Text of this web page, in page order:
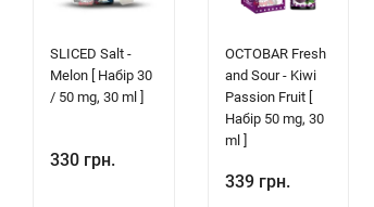
SLICED Salt -
Melon [ Набір 30
/ 50 mg, 30 ml ]
330 грн.
OCTOBAR Fresh
and Sour - Kiwi
Passion Fruit [
Набір 50 mg, 30
ml ]
339 грн.